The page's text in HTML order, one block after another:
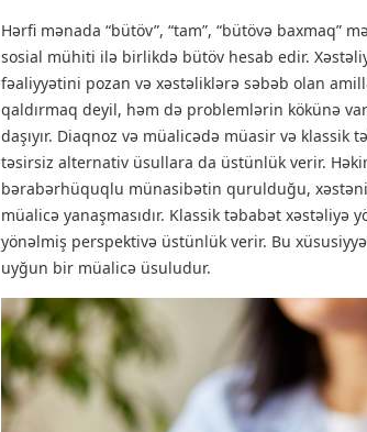
Hərfi mənada “bütöv”, “tam”, “bütövə baxmaq”
sosial mühiti ilə birlikdə bütöv hesab edir.
fəaliyyətini pozan və xəstəliklərə səbəb olan
qaldırmaq deyil, həm də problemlərin kökünə
daşıyır. Diaqnoz və müalicədə müasir və
təsirsiz alternativ üsullara da üstünlük verir.
bərabərhüquqlu münasibətin qurulduğu,
müalicə yanaşmasıdır. Klassik təbabət
yönəlmiş perspektivə üstünlük verir. Bu
uyğun bir müalicə üsuludur.